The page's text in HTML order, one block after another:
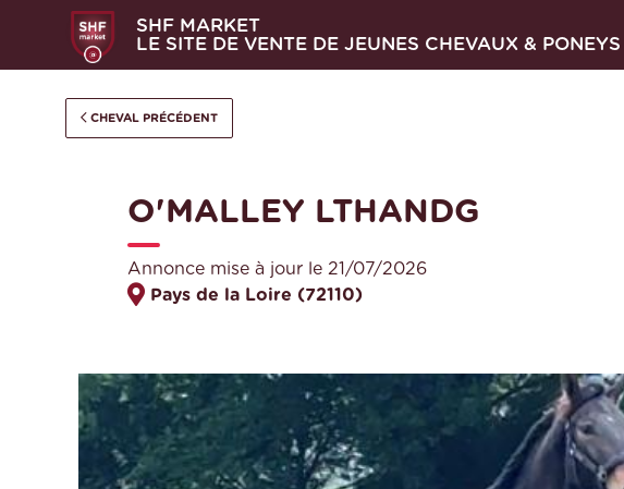
SHF MARKET
LE SITE DE VENTE DE JEUNES CHEVAUX &
CHEVAL PRÉCÉDENT
O'MALLEY LTHANDG
Annonce mise à jour le 21/07/2026
Pays de la Loire (72110)